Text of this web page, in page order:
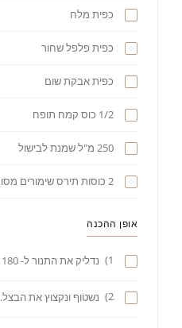
כפית מלח
כפית פלפל שחור
כפית אבקת שום
1/2 כוס קמח תופח
250 מ"ל שמנת לבישול
2 כוסות תירס שימורים מסונן
אופן ההכנה
1) נדליק את התנור ל- 180 מעלות.
2) נשטוף ונקצוץ את הבצל.